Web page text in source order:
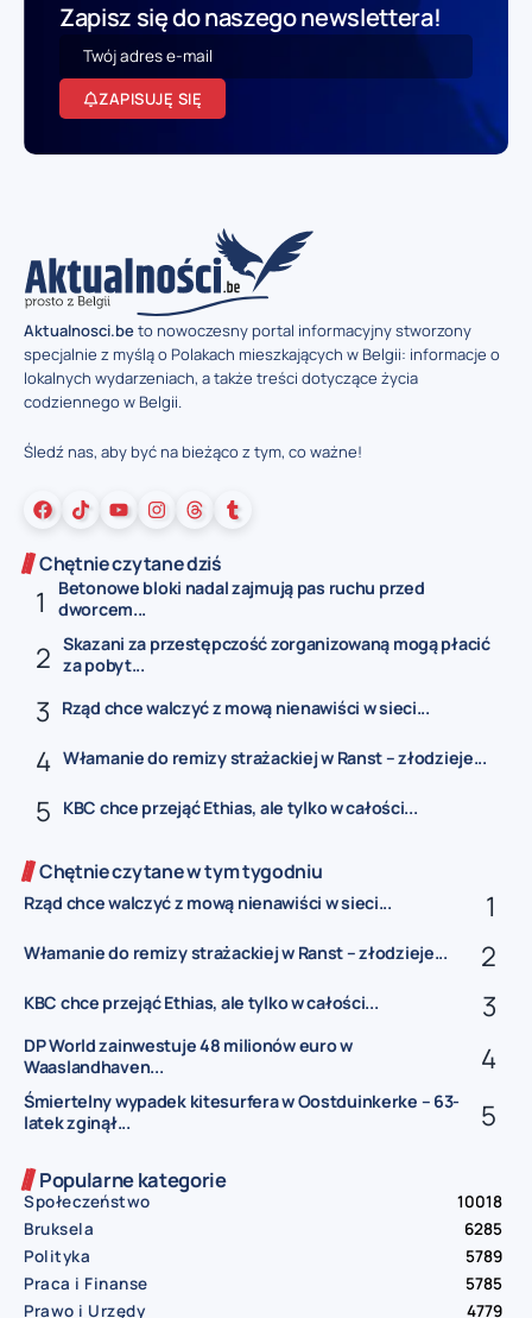
Zapisz się do naszego newslettera!
ZAPISUJĘ SIĘ
Aktualnosci.beto nowoczesny portal informacyjny stworzony
specjalnie z myślą o Polakach mieszkających w Belgii: informacje o
lokalnych wydarzeniach, a także treści dotyczące życia
codziennego w Belgii.
Śledź nas, aby być na bieżąco z tym, co ważne!
Chętnie czytane dziś
Betonowe bloki nadal zajmują pas ruchu przed
dworcem...
Skazani za przestępczość zorganizowaną mogą płacić
za pobyt...
Rząd chce walczyć z mową nienawiści w sieci...
Włamanie do remizy strażackiej w Ranst – złodzieje...
KBC chce przejąć Ethias, ale tylko w całości...
Chętnie czytane w tym tygodniu
Rząd chce walczyć z mową nienawiści w sieci...
Włamanie do remizy strażackiej w Ranst – złodzieje...
KBC chce przejąć Ethias, ale tylko w całości...
DP World zainwestuje 48 milionów euro w
Waaslandhaven...
Śmiertelny wypadek kitesurfera w Oostduinkerke – 63-
latek zginął...
Popularne kategorie
Społeczeństwo
10018
Bruksela
6285
Polityka
5789
Praca i Finanse
5785
Prawo i Urzędy
4779